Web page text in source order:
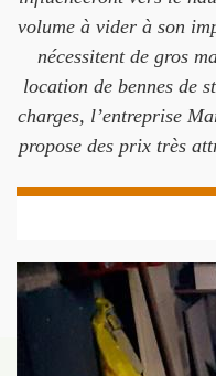
volume à vider à son
nécessitent de gros
location de bennes de
charges, l’entreprise
propose des prix très